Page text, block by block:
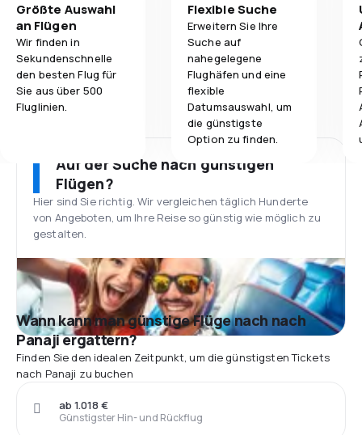
Größte Auswahl
an Flügen
Wir finden in
Sekundenschnelle
den besten Flug für
Sie aus über 500
Fluglinien.
Flexible Suche
Erweitern Sie Ihre
Suche auf
nahegelegene
Flughäfen und eine
flexible
Datumsauswahl, um
die günstigste
Option zu finden.
Auf der Suche nach günstigen
Flügen?
Hier sind Sie richtig. Wir vergleichen täglich Hunderte
von Angeboten, um Ihre Reise so günstig wie möglich zu
gestalten.
Wann kann man günstige Flüge nach nach
Panaji ergattern?
Finden Sie den idealen Zeitpunkt, um die günstigsten Tickets
nach Panaji zu buchen
Günstigster Hin- und Rückflug
ab 1.018 €